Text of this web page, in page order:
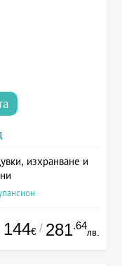
изхранване и
144€ / 281.64
лв.